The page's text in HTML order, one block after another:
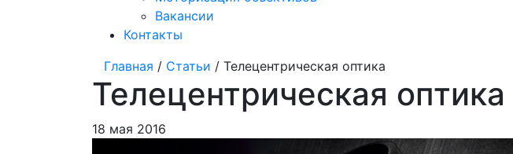
Вакансии
Контакты
Главная / Статьи / Телецентрическая оптика
Телецентрическая оптика
18 мая 2016